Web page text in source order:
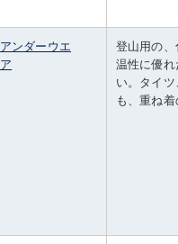
アンダーウエ
ア
登山用の
温性に優
い。タイ
も、重ね